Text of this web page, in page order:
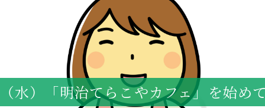
常妙寺紹介
納骨堂・お墓
葬儀・供養・祈祷
水）「明治てらこやカフェ」を始め